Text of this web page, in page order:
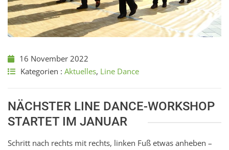
16 November 2022
Kategorien : Aktuelles, Line Dance
NÄCHSTER LINE DANCE-WORKSHOP
STARTET IM JANUAR
Schritt nach rechts mit rechts, linken Fuß etwas anheben –